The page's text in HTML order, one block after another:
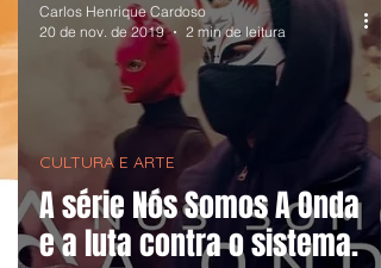
A série Nós Somos A Onda
e a luta contra o sistema.
CULTURA E ARTE
Carlos Henrique Cardoso
20 de nov. de 2019
2 min de leitura